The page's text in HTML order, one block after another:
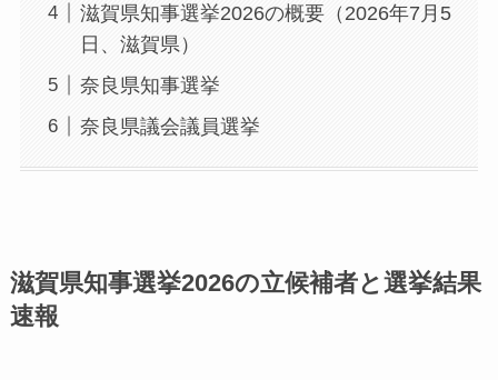
滋賀県知事選挙2026の概要（2026年7月5
日、滋賀県）
奈良県知事選挙
奈良県議会議員選挙
滋賀県知事選挙2026の立候補者と選挙結果
速報